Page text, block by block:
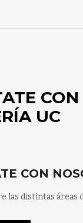
CON
UC
CON
las distintas áreas